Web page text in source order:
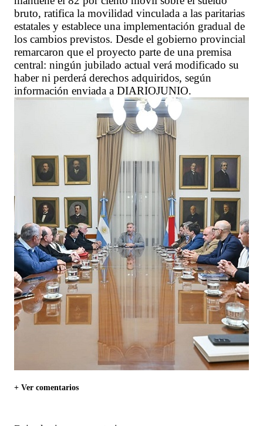
bruto, ratifica la movilidad vinculada a las paritarias
estatales y establece una implementación gradual de
los cambios previstos. Desde el gobierno provincial
remarcaron que el proyecto parte de una premisa
central: ningún jubilado actual verá modificado su
haber ni perderá derechos adquiridos, según
información enviada a DIARIOJUNIO.
+ Ver comentarios